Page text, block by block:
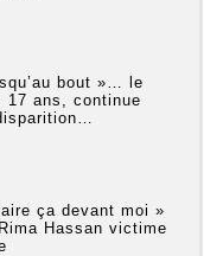
bout »… le
17 ans, continue
ça devant moi »
Hassan victime